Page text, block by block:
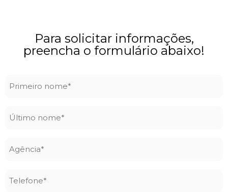
Para solicitar informações,
preencha o formulário abaixo!
Último